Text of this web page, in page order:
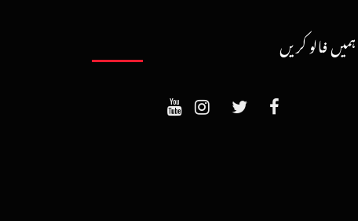
ہمیں فالو کریں